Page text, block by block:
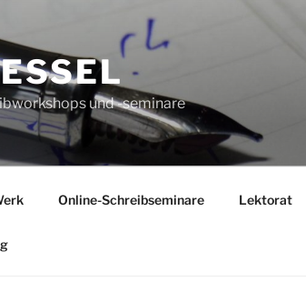
und -seminare
Online-Schreibseminare Lektorat